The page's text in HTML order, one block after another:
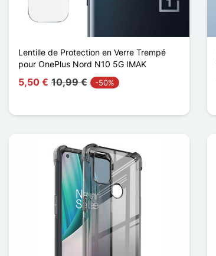
Lentille de Protection en Verre Trempé
pour OnePlus Nord N10 5G IMAK
5,50 € 10,99 € -50%